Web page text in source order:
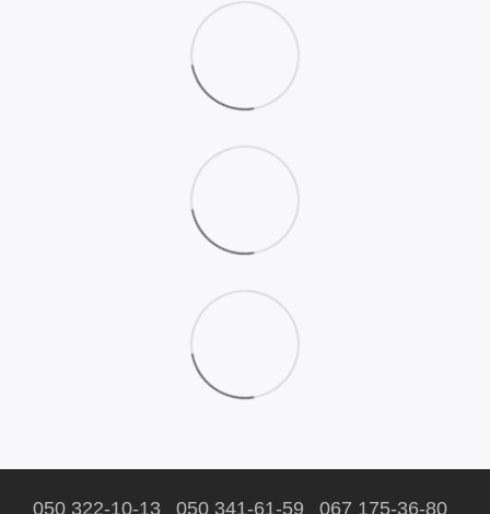
050 322-10-13 050 341-61-59 067 175-36-80